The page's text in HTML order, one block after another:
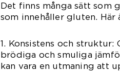
Det finns många sätt
som innehåller gluten. Här
1. Konsistens och
brödiga och smuliga
kan vara en utmaning att